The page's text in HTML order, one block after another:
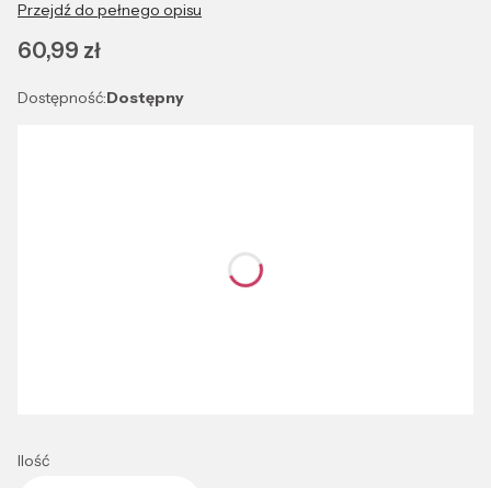
Przejdź do pełnego opisu
Cena
60,99 zł
Dostępność:Dostępny
Ilość